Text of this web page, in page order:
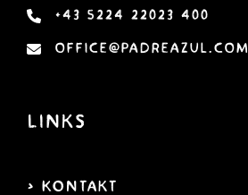
+43 5224 22023 400
office@padreazul.com
Links
> KOntakt